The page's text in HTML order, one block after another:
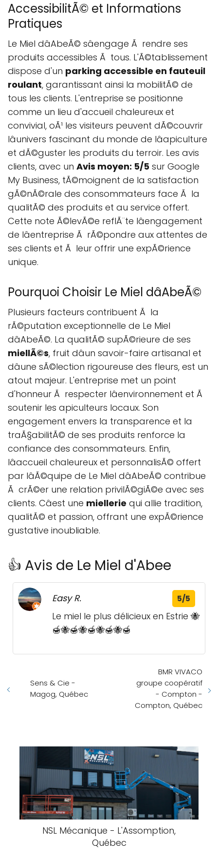
AccessibilitÃ© et Informations
Pratiques
Le Miel dâAbeÃ© sâengage Ã rendre ses
produits accessibles Ã tous. L'Ã©tablissement
dispose d'un parking accessible en fauteuil
roulant, garantissant ainsi la mobilitÃ© de
tous les clients. L'entreprise se positionne
comme un lieu d'accueil chaleureux et
convivial, oÃ¹ les visiteurs peuvent dÃ©couvrir
lâunivers fascinant du monde de lâapiculture
et dÃ©guster les produits du terroir. Les avis
clients, avec un Avis moyen: 5/5 sur Google
My Business, tÃ©moignent de la satisfaction
gÃ©nÃ©rale des consommateurs face Ã la
qualitÃ© des produits et au service offert.
Cette note Ã©levÃ©e reflÃ¨te lâengagement
de lâentreprise Ã rÃ©pondre aux attentes de
ses clients et Ã leur offrir une expÃ©rience
unique.
Pourquoi Choisir Le Miel dâAbeÃ©
Plusieurs facteurs contribuent Ã la
rÃ©putation exceptionnelle de Le Miel
dâAbeÃ©. La qualitÃ© supÃ©rieure de ses
miellÃ©s, fruit dâun savoir-faire artisanal et
dâune sÃ©lection rigoureuse des fleurs, est un
atout majeur. L'entreprise met un point
d'honneur Ã respecter lâenvironnement et Ã
soutenir les apiculteurs locaux. Son
engagement envers la transparence et la
traÃ§abilitÃ© de ses produits renforce la
confiance des consommateurs. Enfin,
lâaccueil chaleureux et personnalisÃ© offert
par lâÃ©quipe de Le Miel dâAbeÃ© contribue
Ã crÃ©er une relation privilÃ©giÃ©e avec ses
clients. Câest une miellerie qui allie tradition,
qualitÃ© et passion, offrant une expÃ©rience
gustative inoubliable.
👍 Avis de Le Miel d'Abee
Easy R. 5/5
Le miel le plus délicieux en Estrie 🐝
🍯🐝🍯🐝🍯🐝🍯🐝🍯
Sens & Cie -
Magog, Québec
BMR VIVACO
groupe coopératif
- Compton -
Compton, Québec
NSL Mécanique - L'Assomption,
Québec